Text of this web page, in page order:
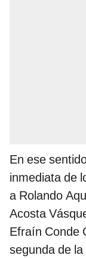
En ese
inmediata de
a Rolando
Acosta
Efraín Conde
segunda de